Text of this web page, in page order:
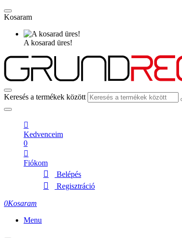
Kosaram
A kosarad üres!
Keresés a termékek között
Kedvenceim
0
Fiókom
Belépés
Regisztráció
0Kosaram
Menu